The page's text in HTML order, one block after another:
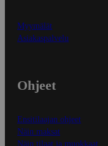
Myymälät
Asiakaspalvelu
Ohjeet
Ensitilaajan ohjeet
Näin maksat
Näin tilaat ja muokkaat